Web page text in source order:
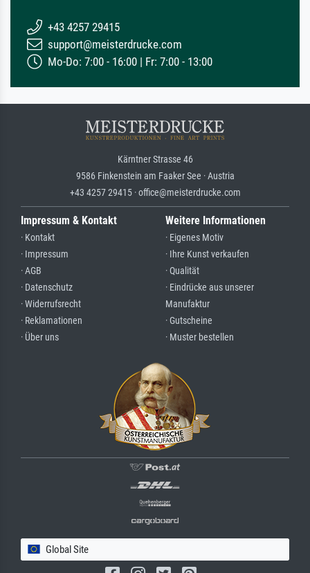
+43 4257 29415
support@meisterdrucke.com
Mo-Do: 7:00 - 16:00 | Fr: 7:00 - 13:00
Kärntner Strasse 46
9586 Finkenstein am Faaker See · Austria
+43 4257 29415 · office@meisterdrucke.com
Impressum & Kontakt
· Kontakt
· Impressum
· AGB
· Datenschutz
· Widerrufsrecht
· Reklamationen
· Über uns
Weitere Informationen
· Eigenes Motiv
· Ihre Kunst verkaufen
· Qualität
· Eindrücke aus unserer
Manufaktur
· Gutscheine
· Muster bestellen
Global Site